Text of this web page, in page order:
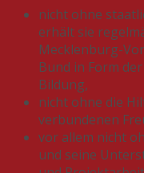
nicht ohne
erhält sie
Mecklenburg-
Bund in Form
Bildung,
nicht ohne die
verbundenen
vor allem nicht
und seine